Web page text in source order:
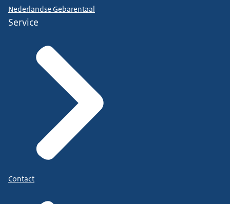
Nederlandse Gebarentaal
Service
Contact